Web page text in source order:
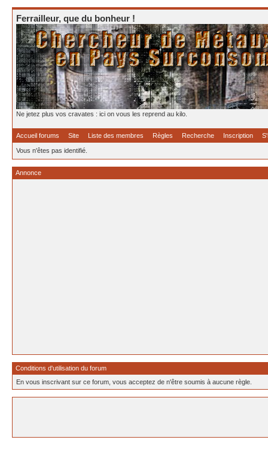
Ferrailleur, que du bonheur !
Ne jetez plus vos cravates : ici on vous les reprend au kilo.
Accueil forums Site Liste des membres Règles Recherche Inscription
Vous n'êtes pas identifié.
Annonce
Conditions d'utilisation du forum
En vous inscrivant sur ce forum, vous acceptez de n'être soumis à aucune règle.